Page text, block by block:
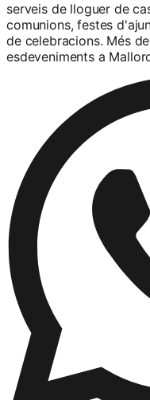
serveis de lloguer de
comunions, festes
de celebracions. Més
esdeveniments a